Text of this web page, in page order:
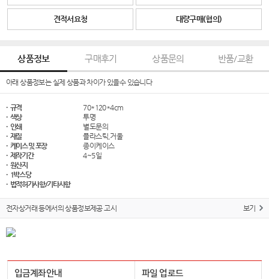
견적서요청 대량구매(협의)
상품정보 구매후기 상품문의 반품/교환
아래 상품정보는 실제 상품과 차이가 있을수 있습니다
· 규격
70*120*4cm
· 색상
투명
· 인쇄
별도문의
· 재질
플라스틱,거울
· 케이스 및 포장
종이케이스
· 제작기간
4~5일
· 원산지
· 1박스당
· 법적허가사항/기타사항
전자상거래 등에서의 상품정보제공 고시 보기
입금계좌안내 파일 업로드